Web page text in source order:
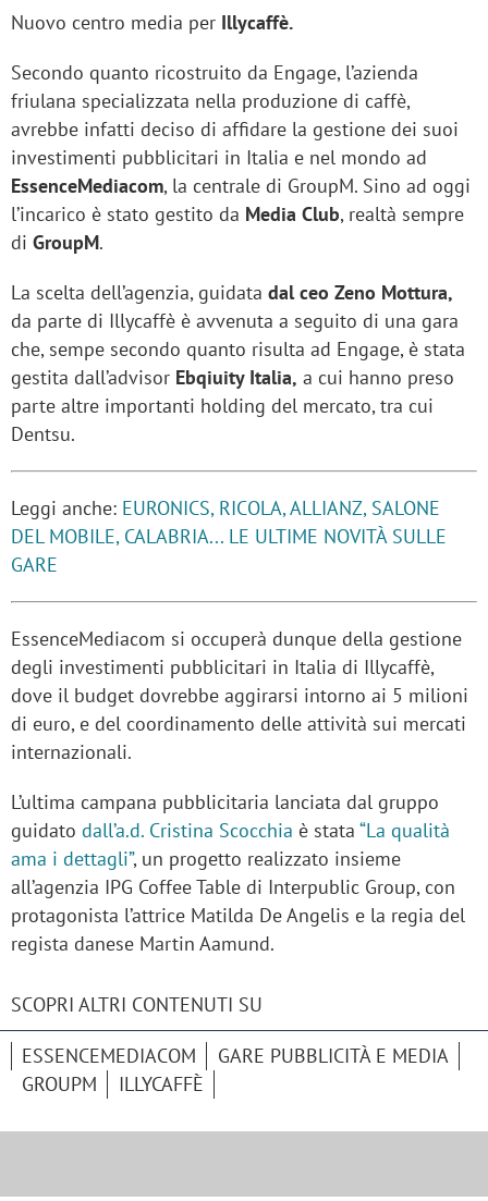
Nuovo centro media per Illycaffè.
Secondo quanto ricostruito da Engage, l’azienda
friulana specializzata nella produzione di caffè,
avrebbe infatti deciso di affidare la gestione dei suoi
investimenti pubblicitari in Italia e nel mondo ad
EssenceMediacom, la centrale di GroupM. Sino ad oggi
l’incarico è stato gestito da Media Club, realtà sempre
di GroupM.
La scelta dell’agenzia, guidata dal ceo Zeno Mottura,
da parte di Illycaffè è avvenuta a seguito di una gara
che, sempe secondo quanto risulta ad Engage, è stata
gestita dall’advisor Ebqiuity Italia, a cui hanno preso
parte altre importanti holding del mercato, tra cui
Dentsu.
Leggi anche: EURONICS, RICOLA, ALLIANZ, SALONE
DEL MOBILE, CALABRIA... LE ULTIME NOVITÀ SULLE
GARE
EssenceMediacom si occuperà dunque della gestione
degli investimenti pubblicitari in Italia di Illycaffè,
dove il budget dovrebbe aggirarsi intorno ai 5 milioni
di euro, e del coordinamento delle attività sui mercati
internazionali.
L’ultima campana pubblicitaria lanciata dal gruppo
guidato dall’a.d. Cristina Scocchia è stata “La qualità
ama i dettagli”, un progetto realizzato insieme
all’agenzia IPG Coffee Table di Interpublic Group, con
protagonista l’attrice Matilda De Angelis e la regia del
regista danese Martin Aamund.
SCOPRI ALTRI CONTENUTI SU
ESSENCEMEDIACOM
GARE PUBBLICITÀ E MEDIA
GROUPM
ILLYCAFFÈ